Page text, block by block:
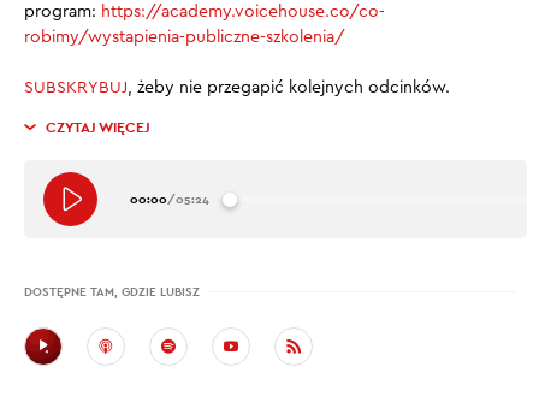
program: https://academy.voicehouse.co/co-
robimy/wystapienia-publiczne-szkolenia/
SUBSKRYBUJ, żeby nie przegapić kolejnych odcinków.
CZYTAJ WIĘCEJ
00:00/05:24
DOSTĘPNE TAM, GDZIE LUBISZ